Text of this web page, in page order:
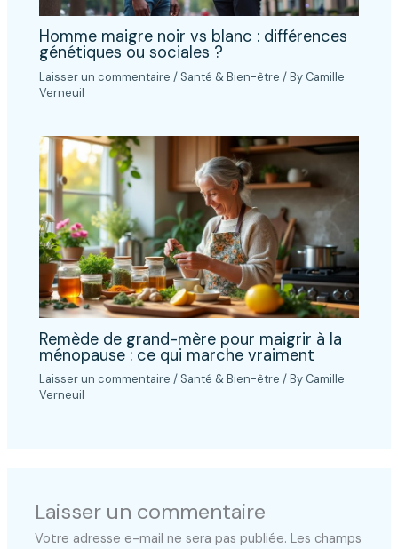
Homme maigre noir vs blanc : différences
génétiques ou sociales ?
Laisser un commentaire / Santé & Bien-être / By Camille
Verneuil
Remède de grand-mère pour maigrir à la
ménopause : ce qui marche vraiment
Laisser un commentaire / Santé & Bien-être / By Camille
Verneuil
Laisser un commentaire
Votre adresse e-mail ne sera pas publiée. Les champs